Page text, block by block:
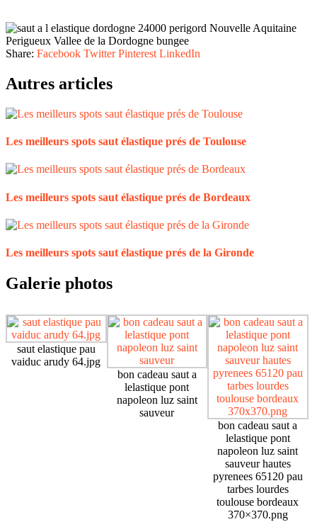
Share: Facebook Twitter Pinterest LinkedIn
Autres articles
Les meilleurs spots saut élastique prés de Toulouse
Les meilleurs spots saut élastique prés de Bordeaux
Les meilleurs spots saut élastique prés de la Gironde
Galerie photos
saut elastique pau
vaiduc arudy 64.jpg
bon cadeau saut a
lelastique pont
napoleon luz saint
sauveur
bon cadeau saut a
lelastique pont
napoleon luz saint
sauveur hautes
pyrenees 65120 pau
tarbes lourdes
toulouse bordeaux
370×370.png